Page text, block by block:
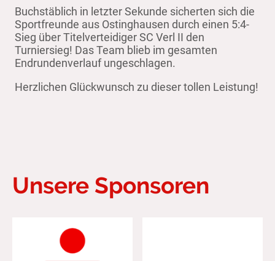
Buchstäblich in letzter Sekunde sicherten sich die
Sportfreunde aus Ostinghausen durch einen 5:4-
Sieg über Titelverteidiger SC Verl II den
Turniersieg! Das Team blieb im gesamten
Endrundenverlauf ungeschlagen.
Herzlichen Glückwunsch zu dieser tollen Leistung!
Unsere Sponsoren